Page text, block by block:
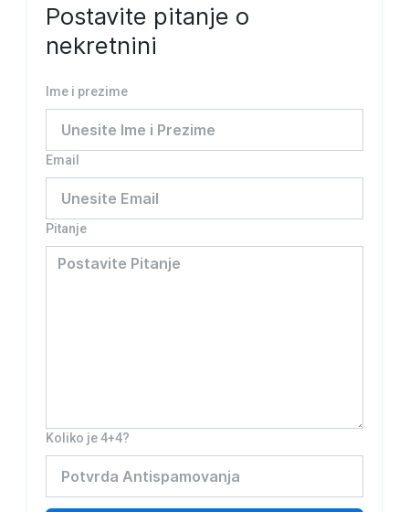
Postavite pitanje o
nekretnini
Ime i prezime
Email
Pitanje
Koliko je 4+4?